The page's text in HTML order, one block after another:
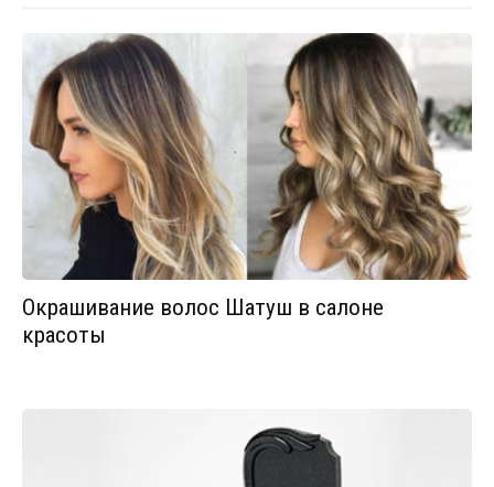
Окрашивание волос Шатуш в салоне
красоты